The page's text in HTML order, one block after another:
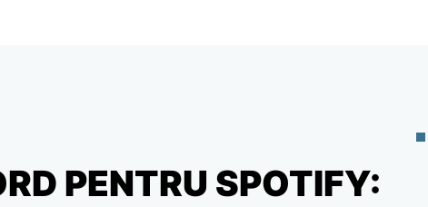
PENTRU SPOTIFY: